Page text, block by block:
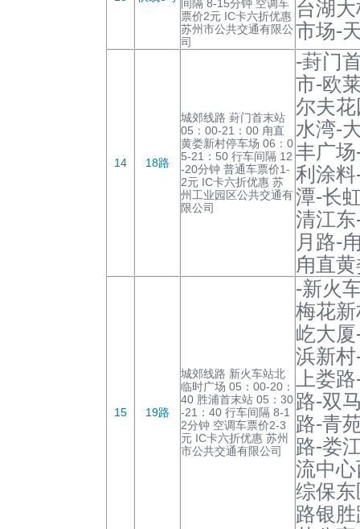
间隔 8-15分钟 空调车
票价2元 IC卡六折优惠
苏州市公共交通有限公
司
台湖
市场-
14 18路
城郊线路 葑门首末站
05：00-21：00 甪直
黄娄新村停车场 06：0
5-21：50 行车间隔 12
-20分钟 普通车票价1-
2元 IC卡六折优惠 苏
州工业园区公共交通有
限公司
-葑门
市-欧
尔夫
水湾-
丰广
利涂
潭-长
清江
月路-
甪直
15 19路
城郊线路 新火车站北
临时广场 05：00-20：
40 胜浦首末站 05：30
-21：40 行车间隔 8-1
2分钟 空调车票价2-3
元 IC卡六折优惠 苏州
市公共交通有限公司
-新火
梅花
屹大
浜新
上娄
路-双
路-青
路-娄
流中
综保
路银